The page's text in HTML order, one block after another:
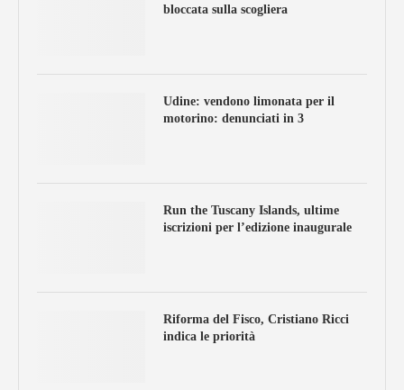
bloccata sulla scogliera
Udine: vendono limonata per il
motorino: denunciati in 3
Run the Tuscany Islands, ultime
iscrizioni per l’edizione inaugurale
Riforma del Fisco, Cristiano Ricci
indica le priorità